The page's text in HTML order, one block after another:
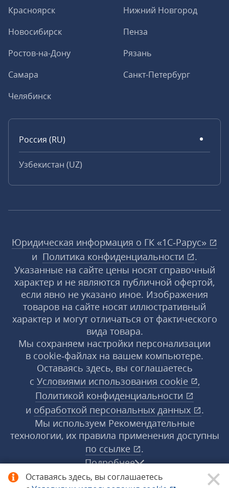
Оставаясь здесь, вы соглашаетесь
Красноярск
Нижний Новгород
Новосибирск
Пенза
Ростов-на-Дону
Рязань
Самара
Санкт-Петербург
Челябинск
Россия (RU)
Узбекистан (UZ)
Юридическая информация о ГК «1С‑Рарус»
и Политика конфиденциальности
.
Указанные на сайте цены носят справочный
характер и не являются публичной офертой,
если явно не указано иное. Изображения
товаров на сайте носят иллюстративный
характер и могут отличаться от фактического
вида товара.
Мы сохраняем настройки персонализации
в cookie‑файлах на вашем компьютере.
Оставаясь здесь, вы соглашаетесь
с Условиями использования cookie
,
Политикой конфиденциальности
и обработкой персональных данных
.
Мы используем Рекомендательные
технологии, их правила применения доступны
по ссылке
.
Подробнее